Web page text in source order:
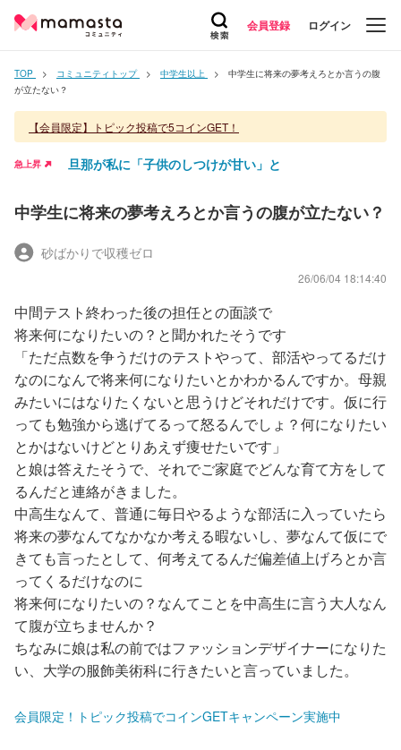
会員登録 ログイン
TOP コミュニティトップ 中学生以上
中学生に将来の夢考えろとか言うの腹
が立たない？
【会員限定】トピック投稿で5コインGET！
急上昇 旦那が私に「子供のしつけが甘い」と
中学生に将来の夢考えろとか言うの腹が立たない？
砂ばかりで収穫ゼロ
26/06/04 18:14:40
中間テスト終わった後の担任との面談で
将来何になりたいの？と聞かれたそうです
「ただ点数を争うだけのテストやって、部活やってるだけ
なのになんで将来何になりたいとかわかるんですか。母親
みたいにはなりたくないと思うけどそれだけです。仮に行
っても勉強から逃げてるって怒るんでしょ？何になりたい
とかはないけどとりあえず痩せたいです」
と娘は答えたそうで、それでご家庭でどんな育て方をして
るんだと連絡がきました。
中高生なんて、普通に毎日やるような部活に入っていたら
将来の夢なんてなかなか考える暇ないし、夢なんて仮にで
きても言ったとして、何考えてるんだ偏差値上げろとか言
ってくるだけなのに
将来何になりたいの？なんてことを中高生に言う大人なん
て腹が立ちませんか？
ちなみに娘は私の前ではファッションデザイナーになりた
い、大学の服飾美術科に行きたいと言っていました。
会員限定！トピック投稿でコインGETキャンペーン実施中